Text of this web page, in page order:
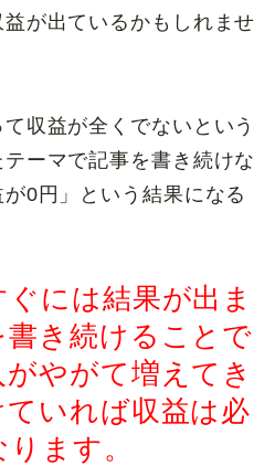
が出ているかもしれませ
収益が全くでないという
ーマで記事を書き続けな
0円」という結果になる
には結果が出ま
き続けることで
やがて増えてき
いれば収益は必
ます。